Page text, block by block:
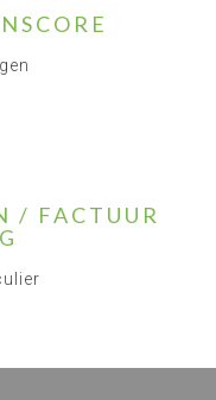
/ FACTUUR